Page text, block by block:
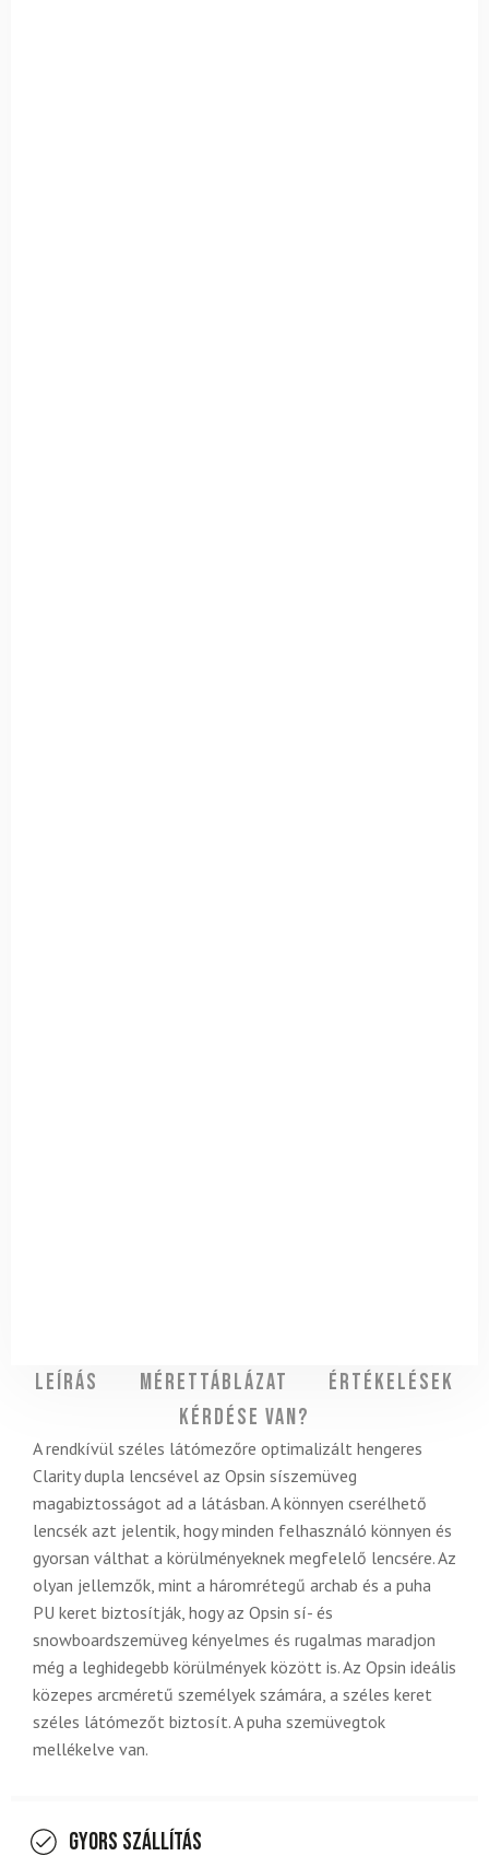
Leírás Mérettáblázat
Értékelések
Kérdése van?
A rendkívül széles látómezőre optimalizált hengeres
Clarity dupla lencsével az Opsin síszemüveg
magabiztosságot ad a látásban. A könnyen cserélhető
lencsék azt jelentik, hogy minden felhasználó könnyen és
gyorsan válthat a körülményeknek megfelelő lencsére. Az
olyan jellemzők, mint a háromrétegű archab és a puha
PU keret biztosítják, hogy az Opsin sí- és
snowboardszemüveg kényelmes és rugalmas maradjon
még a leghidegebb körülmények között is. Az Opsin ideális
közepes arcméretű személyek számára, a széles keret
széles látómezőt biztosít. A puha szemüvegtok
mellékelve van.
Gyors szállítás